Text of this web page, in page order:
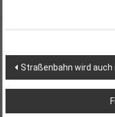
Straßenbahn wird